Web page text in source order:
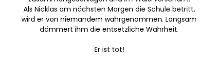
Als Nicklas am nächsten Morgen die Schule betritt,
wird er von niemandem wahrgenommen. Langsam
dämmert ihm die entsetzliche Wahrheit.
Er ist tot!